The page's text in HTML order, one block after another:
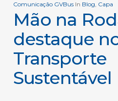
Comunicação GVBus In Blog, Capa
Mão na
destaque
Transporte
Sustentável